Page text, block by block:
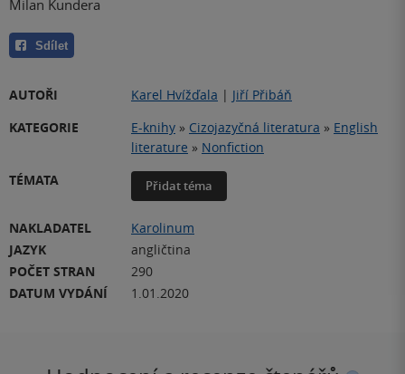
Milan Kundera
Sdílet
AUTOŘI Karel Hvížďala | Jiří Přibáň
KATEGORIE
E-knihy » Cizojazyčná literatura » English
literature » Nonfiction
TÉMATA
Přidat téma
NAKLADATEL
Karolinum
JAZYK
angličtina
POČET STRAN
290
DATUM VYDÁNÍ
1.01.2020